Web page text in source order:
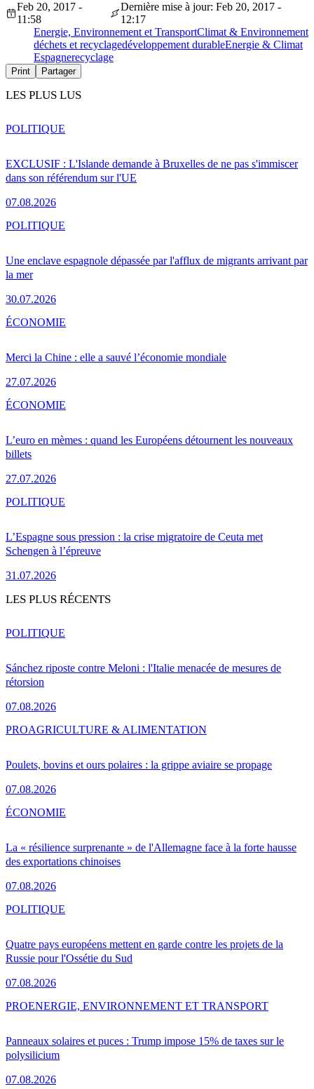
Feb 20, 2017 -
11:58
Dernière mise à jour: Feb 20, 2017 -
12:17
Energie, Environnement et TransportClimat & Environnement
déchets et recyclagedéveloppement durableEnergie & Climat
Espagnerecyclage
Print Partager
LES PLUS LUS
EXCLUSIF : L'Islande demande à Bruxelles de ne pas s'immiscer
dans son référendum sur l'UE
07.08.2026
POLITIQUE
Une enclave espagnole dépassée par l'afflux de migrants arrivant par
la mer
30.07.2026
POLITIQUE
Merci la Chine : elle a sauvé l’économie mondiale
27.07.2026
ÉCONOMIE
L’euro en mèmes : quand les Européens détournent les nouveaux
billets
27.07.2026
ÉCONOMIE
L’Espagne sous pression : la crise migratoire de Ceuta met
Schengen à l’épreuve
31.07.2026
POLITIQUE
LES PLUS RÉCENTS
Sánchez riposte contre Meloni : l'Italie menacée de mesures de
rétorsion
07.08.2026
POLITIQUE
Poulets, bovins et ours polaires : la grippe aviaire se propage
07.08.2026
PROAGRICULTURE & ALIMENTATION
La « résilience surprenante » de l'Allemagne face à la forte hausse
des exportations chinoises
07.08.2026
ÉCONOMIE
Quatre pays européens mettent en garde contre les projets de la
Russie pour l'Ossétie du Sud
07.08.2026
POLITIQUE
Panneaux solaires et puces : Trump impose 15% de taxes sur le
polysilicium
07.08.2026
PROENERGIE, ENVIRONNEMENT ET TRANSPORT